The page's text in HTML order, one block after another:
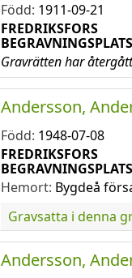
Född: 1911-09-21
FREDRIKSFORS
BEGRAVNINGSPLATS
Gravrätten har
Andersson,
Född: 1948-07-08
FREDRIKSFORS
BEGRAVNINGSPLATS
Hemort: Bygdeå
Gravsatta i denna
Andersson,